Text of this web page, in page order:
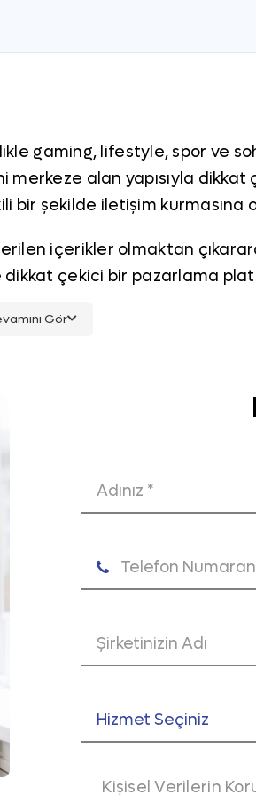
gaming, lifestyle, spor ve
alan yapısıyla dikkat
şekilde iletişim kurmasına
içerikler olmaktan
dikkat çekici bir pazarlama
yaratmadan
üreticileri daha fazla
hatırlanırlığı ve içerik
birliklerine bağlıdır.
ya da spor gibi kategori
Gör
Kişisel Verilerin